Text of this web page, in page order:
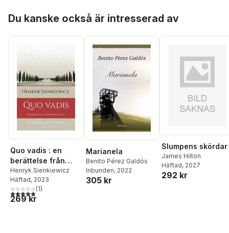
Du kanske också är intresserad av
Quo vadis : en
berättelse från
Neros dagar
Henryk Sienkiewicz
Häftad, 2023
5,0utav 5 stjärnor. Totalt antal röster:
(1)
269 kr
Marianela
Benito Pérez Galdós
Inbunden, 2022
305 kr
Slumpens skördar
James Hilton
Häftad, 2027
292 kr